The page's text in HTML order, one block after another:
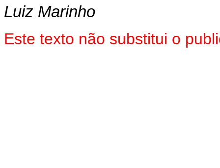
Luiz Marinho
Este texto não substitui o